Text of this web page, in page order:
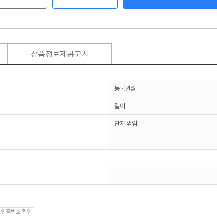
상품정보제공고시
등록년월
길이
단자 꺾임
인증번호 확인